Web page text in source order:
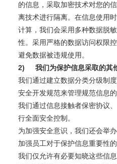
的信息，采取加密技术对您的
离技术进行隔离。在信息使用
计算，我们会采用多种数据脱
性。采用严格的数据访问权限
避免数据被违规使用。
2)
我们为保护信息采取的其
我们通过建立数据分类分级制
安全开发规范来管理规范信息的
我们通过信息接触者保密协议
行全面安全控制。
为加强安全意识，我们还会举
加强员工对于保护信息重要性的
我们仅允许有必要知晓这些信